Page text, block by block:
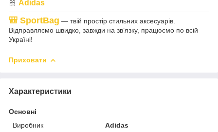
🎀 Adidas
🎒 SportBag — твій простір стильних аксесуарів.
Відправляємо швидко, завжди на зв’язку, працюємо по всій
Україні!
Приховати
Характеристики
Основні
Виробник
Adidas